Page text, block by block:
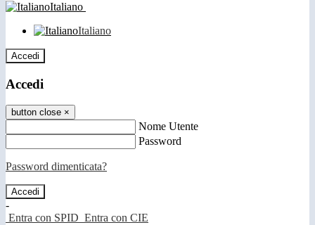
Italiano
Italiano
Accedi
Accedi
button close ×
Nome Utente
Password
Password dimenticata?
-
Entra con SPID Entra con CIE